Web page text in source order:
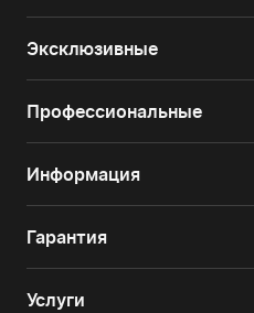
Эксклюзивные
Профессиональные
Информация
Гарантия
Услуги